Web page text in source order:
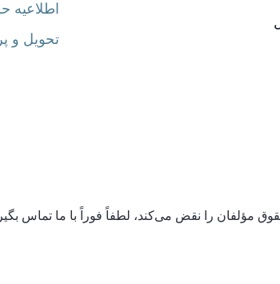
تحویل و
مؤلفان را نقض می‌کند، لطفاً فوراً با ما تماس